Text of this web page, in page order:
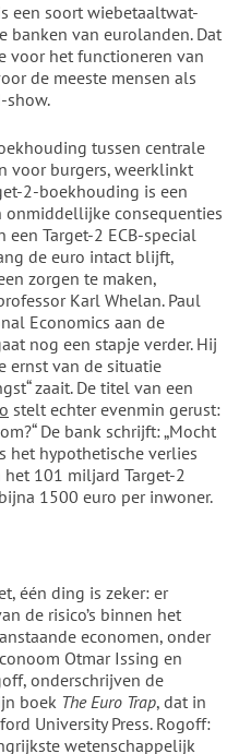
een soort wiebetaaltwat-
banken van eurolanden. Dat
voor het functioneren van
de meeste mensen als
show.
tussen centrale
voor burgers, weerklinkt
2-boekhouding is een
onmiddellijke consequenties
een Target-2 ECB-special
de euro intact blijft,
zorgen te maken,
Karl Whelan. Paul
Economics aan de
nog een stapje verder. Hij
ernst van de situatie
zaait. De titel van een
stelt echter evenmin gerust:
De bank schrijft: „Mocht
het hypothetische verlies
101 miljard Target-2
1500 euro per inwoner.
één ding is zeker: er
de risico’s binnen het
economen, onder
Otmar Issing en
onderschrijven de
boek The Euro Trap, dat in
University Press. Rogoff:
wetenschappelijk